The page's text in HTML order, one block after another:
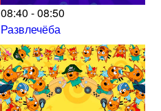
08:40 - 08:50
Развлечёба